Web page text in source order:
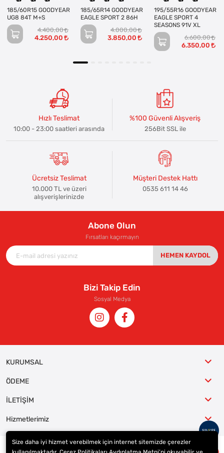
185/60R15 GOODYEAR
UG8 84T M+S
4.400,00
4.250,00
185/65R14 GOODYEAR
EAGLE SPORT 2 86H
4.000,00
3.850,00
195/55R16 GOODYEAR
EAGLE SPORT 4
SEASONS 91V XL
6.600,00
6.350,00
Hızlı Teslimat
10:00 - 23:00 saatleri arasında
%100 Güvenli Alışveriş
256Bit SSL ile
Ücretsiz Teslimat
10.000 TL ve üzeri
alışverişlerinizde
Müşteri Destek Hattı
0535 611 14 46
Abone Olun
Fırsatları kaçırmayın
HEMEN KAYDOL
Bizi Takip Edin
Sosyal Medya
KURUMSAL
ÖDEME
İLETİŞİM
Hizmetlerimiz
Size daha iyi hizmet verebilmek için internet sitemizde çerezler